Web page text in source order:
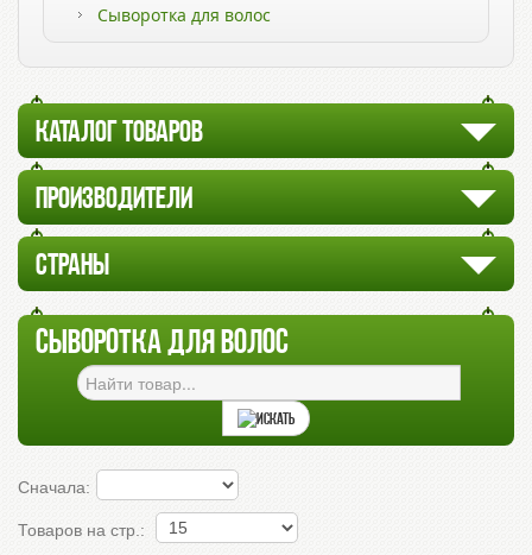
Сыворотка для волос
КАТАЛОГ ТОВАРОВ
ПРОИЗВОДИТЕЛИ
СТРАНЫ
СЫВОРОТКА ДЛЯ ВОЛОС
Сначала:
Товаров на стр.: